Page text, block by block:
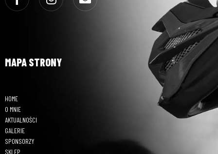
MAPA STRONY
HOME
O MNIE
AKTUALNOŚCI
GALERIE
SPONSORZY
SKLEP